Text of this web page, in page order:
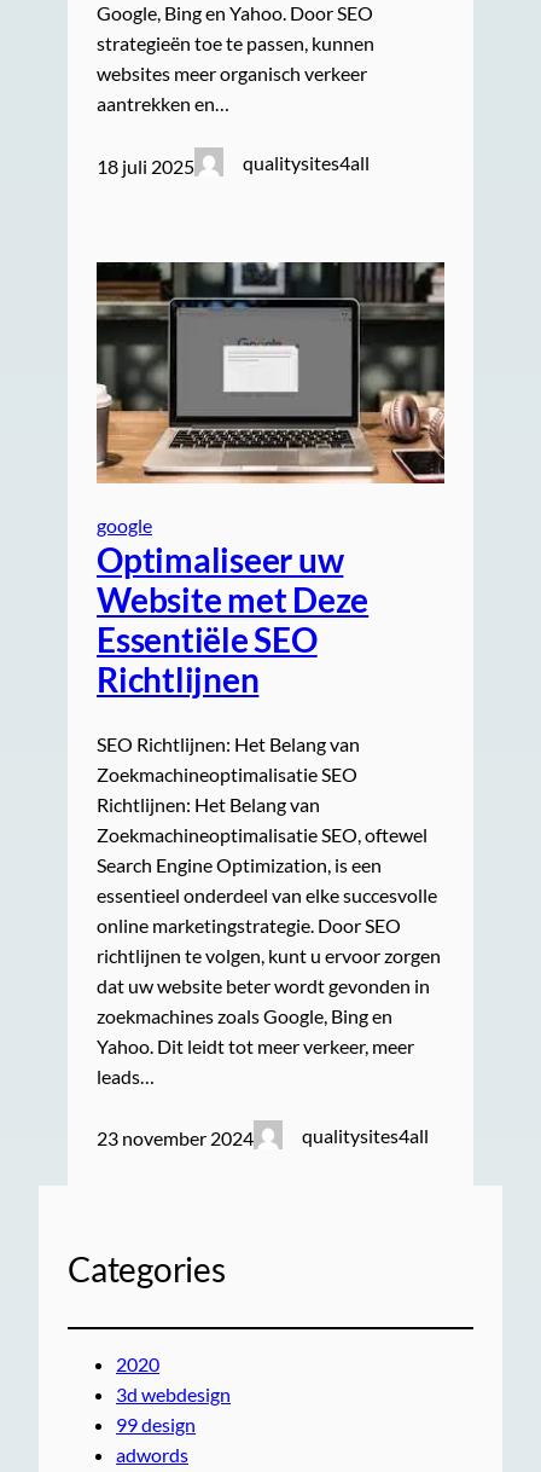
Google, Bing en Yahoo. Door SEO
strategieën toe te passen, kunnen
websites meer organisch verkeer
aantrekken en…
18 juli 2025 qualitysites4all
google
Optimaliseer uw
Website met Deze
Essentiële SEO
Richtlijnen
SEO Richtlijnen: Het Belang van
Zoekmachineoptimalisatie SEO
Richtlijnen: Het Belang van
Zoekmachineoptimalisatie SEO, oftewel
Search Engine Optimization, is een
essentieel onderdeel van elke succesvolle
online marketingstrategie. Door SEO
richtlijnen te volgen, kunt u ervoor zorgen
dat uw website beter wordt gevonden in
zoekmachines zoals Google, Bing en
Yahoo. Dit leidt tot meer verkeer, meer
leads…
23 november 2024 qualitysites4all
Categories
2020
3d webdesign
99 design
adwords